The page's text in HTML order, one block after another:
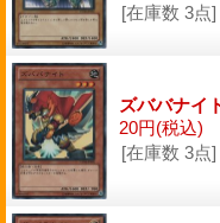
[在庫数 3点]
ズババナイ
20円(税込)
[在庫数 3点]